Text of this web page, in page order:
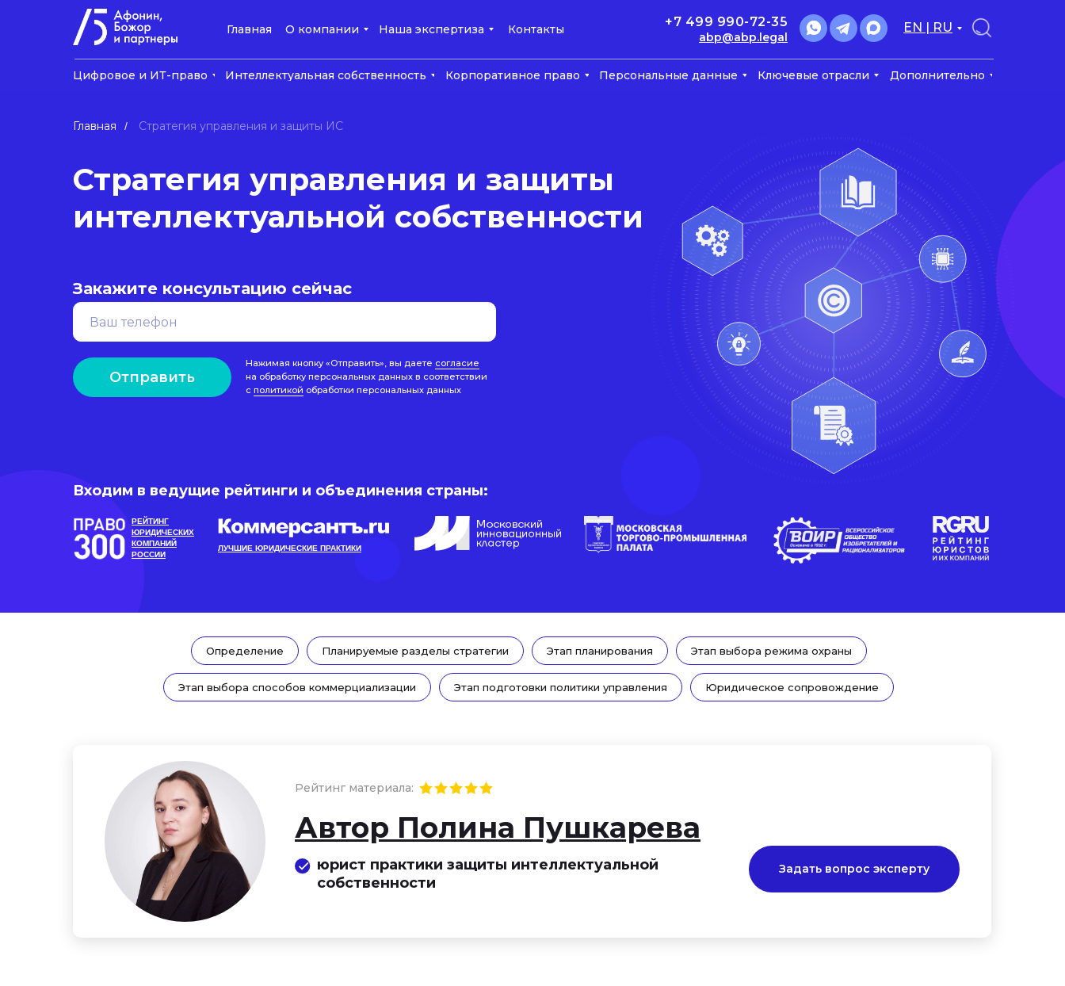
Главная О компании Наша экспертиза Контакты
Цифровое и ИТ-право Интеллектуальная собственность Корпоративное право Персональные данные Ключевые отрасли Дополнительно
abp@abp.legal
+7 499 990-72-35 EN | RU
Главная / Стратегия управления и защиты ИС
Стратегия управления и защиты
интеллектуальной собственности
Закажите консультацию сейчас
Отправить
Нажимая кнопку «Отправить», вы даете согласие
на обработку персональных данных в соответствии
с политикой обработки персональных данных
Входим в ведущие рейтинги и объединения страны:
РЕЙТИНГ
ЮРИДИЧЕСКИХ
КОМПАНИЙ
РОССИИ
ЛУЧШИЕ ЮРИДИЧЕСКИЕ ПРАКТИКИ
Определение Планируемые разделы стратегии Этап планирования Этап выбора режима охраны
Этап выбора способов коммерциализации Этап подготовки политики управления Юридическое сопровождение
Автор Полина Пушкарева
юрист практики защиты интеллектуальной
собственности
Рейтинг материала:
Задать вопрос эксперту